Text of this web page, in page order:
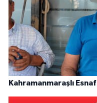
Kahramanmaraşlı Esnaf